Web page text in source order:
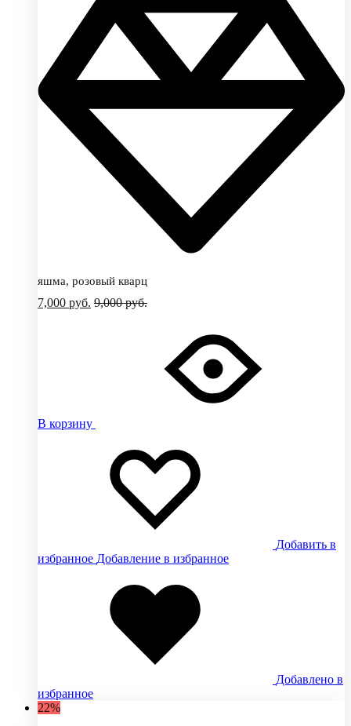
яшма, розовый кварц
7,000 руб. 9,000руб.
В корзину
Добавить в
избранное Добавление в избранное
Добавлено в
избранное
22%